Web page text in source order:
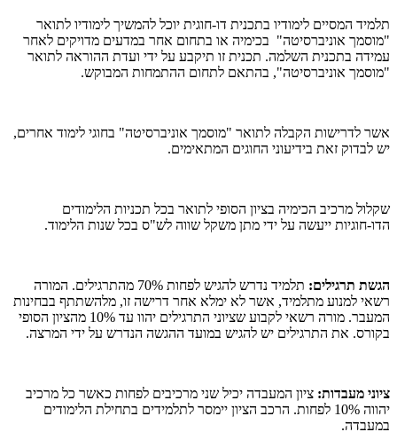
תלמיד המסיים לימודיו בתכנית דו-חוגית יוכל להמשיך לימודיו לתואר
"מוסמך אוניברסיטה" בכימיה או בתחום אחר במדעים מדויקים לאחר
עמידה בתכנית השלמה. תכנית זו תיקבע על ידי ועדת ההוראה לתואר
"מוסמך אוניברסיטה", בהתאם לתחום ההתמחות המבוקש.
אשר לדרישות הקבלה לתואר "מוסמך אוניברסיטה" בחוגי לימוד אחרים,
יש לבדוק זאת בידיעוני החוגים המתאימים.
שקלול מרכיב הכימיה בציון הסופי לתואר בכל תכניות הלימודים
הדו-חוגיות ייעשה על ידי מתן משקל שווה לש"ס בכל שנות הלימוד.
הגשת תרגילים:
תלמיד נדרש להגיש לפחות 70% מהתרגילים. המורה
רשאי למנוע מתלמיד, אשר לא ימלא אחר דרישה זו, מלהשתתף בבחינות
המעבר. מורה רשאי לקבוע שציוני התרגילים יהוו עד 10% מהציון הסופי
בקורס. את התרגילים יש להגיש במועד ההגשה הנדרש על ידי המרצה.
ציוני מעבדות: ציון המעבדה יכיל שני מרכיבים לפחות כאשר כל מרכיב
יהווה 10% לפחות. הרכב הציון יימסר לתלמידים בתחילת הלימודים
במעבדה.